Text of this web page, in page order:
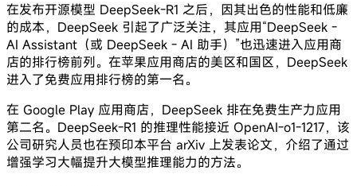
在发布开源模型 DeepSeek-R1 之后，因其出色的性能和低廉
的成本，DeepSeek 引起了广泛关注，其应用“DeepSeek -
AI Assistant（或 DeepSeek - AI 助手）”也迅速进入应用商
店的排行榜前列。在苹果应用商店的美区和国区，DeepSeek
进入了免费应用排行榜的第一名。
在 Google Play 应用商店，DeepSeek 排在免费生产力应用
第二名。DeepSeek-R1 的推理性能接近 OpenAI-o1-1217，该
公司研究人员也在预印本平台 arXiv 上发表论文，介绍了通过
增强学习大幅提升大模型推理能力的方法。